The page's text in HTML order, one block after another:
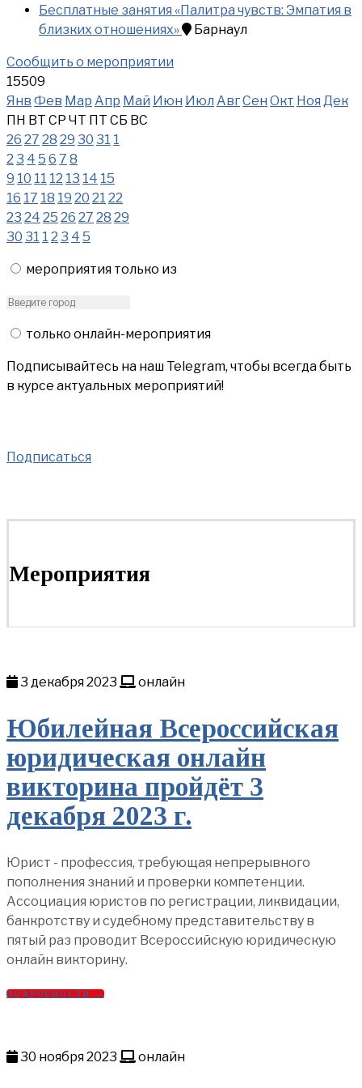
Бесплатные занятия «Палитра чувств: Эмпатия в
близких отношениях»
Барнаул
Сообщить о мероприятии
15509
Янв Фев Мар Апр Май Июн Июл АвгСен Окт Ноя Дек
ПН ВТ СР ЧТ ПТ СБ ВС
26 27 28 29 30 31 1
2 3 4 5 6 7 8
9 10 11 12 13 14 15
16 17 18 19 20 21 22
23 24 25 26 27 28 29
30 31 1 2 3 4 5
мероприятия только из
только онлайн-мероприятия
Подписывайтесь на наш Telegram, чтобы всегда быть
в курсе актуальных мероприятий!
Подписаться
Мероприятия
3 декабря 2023 онлайн
Юбилейная Всероссийская
юридическая онлайн
викторина пройдёт 3
декабря 2023 г.
Юрист - профессия, требующая непрерывного
пополнения знаний и проверки компетенции.
Ассоциация юристов по регистрации, ликвидации,
банкротству и судебному представительству в
пятый раз проводит Всероссийскую юридическую
онлайн викторину.
ПОДРОБНОСТИ →
30 ноября 2023 онлайн